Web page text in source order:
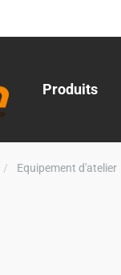
Produits
Equipement d'atelier